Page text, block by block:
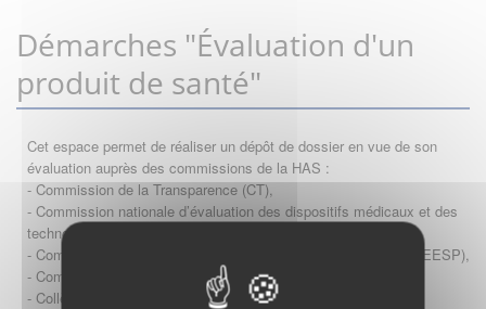
Démarches "Évaluation d'un
produit de santé"
Cet espace permet de réaliser un dépôt de dossier en vue de son
évaluation auprès des commissions de la HAS :
- Commission de la Transparence (CT),
- Commission nationale d’évaluation des dispositifs médicaux et des
technologies de santé (CNEDiMTS),
- Commission d'évaluation économique et de santé publique (CEESP),
- Commission technique des vaccinations (CTV)
- Collège HAS (Forfait innovation : DM, DM-DIV, actes)